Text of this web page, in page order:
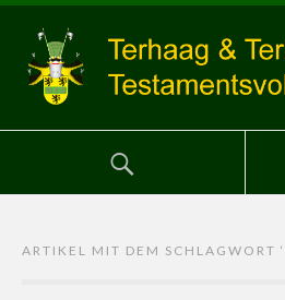
ARTIKEL MIT DEM SCHLAGWORT ‘